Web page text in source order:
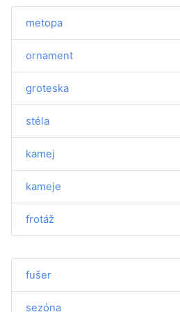
metopa
ornament
groteska
stéla
kamej
kameje
frotáž
fušer
sezóna